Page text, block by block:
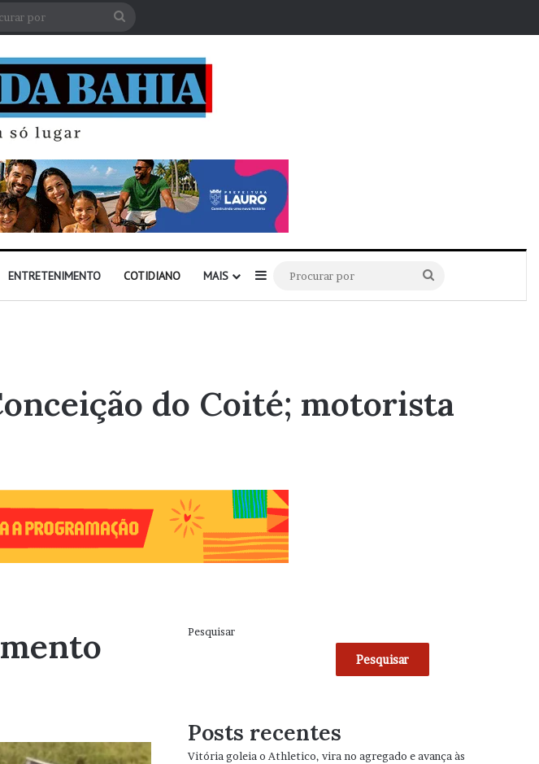
ENTRETENIMENTO COTIDIANO MAIS Barra Lateral
por
do Coité; motorista
Pesquisar
Pesquisar
Posts recentes
Vitória goleia o Athletico, vira no agregado e avança às